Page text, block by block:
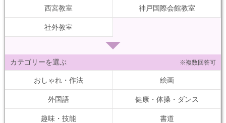
西宮教室 神戸国際会館教室
社外教室
カテゴリーを選ぶ ※複数回答可
おしゃれ・作法 絵画
外国語 健康・体操・ダンス
趣味・技能 書道